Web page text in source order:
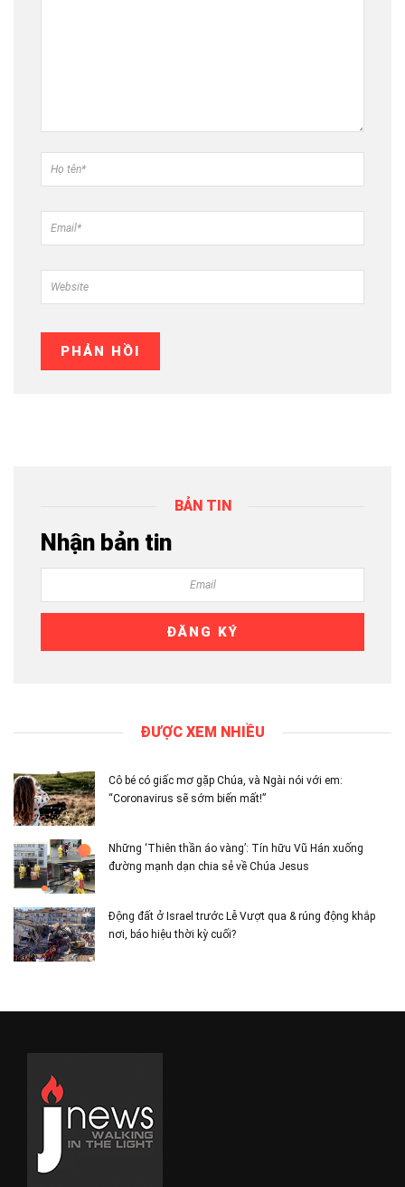
BẢN TIN
Nhận bản tin
ĐƯỢC XEM NHIỀU
Cô bé có giấc mơ gặp Chúa, và Ngài nói với em:
“Coronavirus sẽ sớm biến mất!”
Những ‘Thiên thần áo vàng’: Tín hữu Vũ Hán xuống
đường mạnh dạn chia sẻ về Chúa Jesus
Động đất ở Israel trước Lễ Vượt qua & rúng động khắp
nơi, báo hiệu thời kỳ cuối?